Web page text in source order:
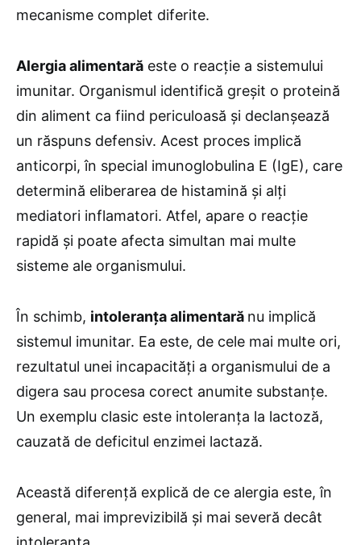
mecanisme complet diferite.
Alergia alimentară este o reacție a sistemului
imunitar. Organismul identifică greșit o proteină
din aliment ca fiind periculoasă și declanșează
un răspuns defensiv. Acest proces implică
anticorpi, în special imunoglobulina E (IgE), care
determină eliberarea de histamină și alți
mediatori inflamatori. Atfel, apare o reacție
rapidă și poate afecta simultan mai multe
sisteme ale organismului.
În schimb, intoleranța alimentară nu implică
sistemul imunitar. Ea este, de cele mai multe ori,
rezultatul unei incapacități a organismului de a
digera sau procesa corect anumite substanțe.
Un exemplu clasic este intoleranța la lactoză,
cauzată de deficitul enzimei lactază.
Această diferență explică de ce alergia este, în
general, mai imprevizibilă și mai severă decât